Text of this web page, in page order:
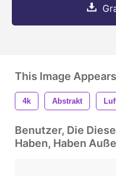
This Image
4k Abstrakt
Benutzer, Die
Haben, Haben